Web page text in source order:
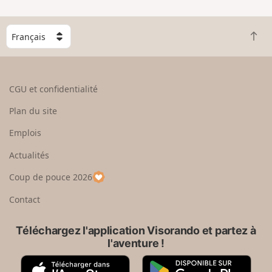
n
C
h
o
e
u
p
a
R
e
CGU et confidentialité
Plan du site
Emplois
Actualités
Coup de pouce 2026
Contact
Téléchargez l'application Visorando et partez à
l'aventure !
A
G